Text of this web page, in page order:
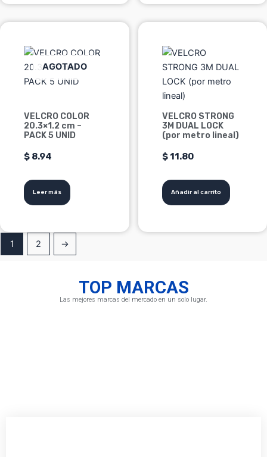
AGOTADO
VELCRO COLOR
20.3×1.2 cm –
PACK 5 UNID
$ 8.94
Leer más
VELCRO STRONG
3M DUAL LOCK
(por metro lineal)
$11.80
Añadir al carrito
1 2 →
TOP MARCAS
Las mejores marcas del mercado en un solo lugar.